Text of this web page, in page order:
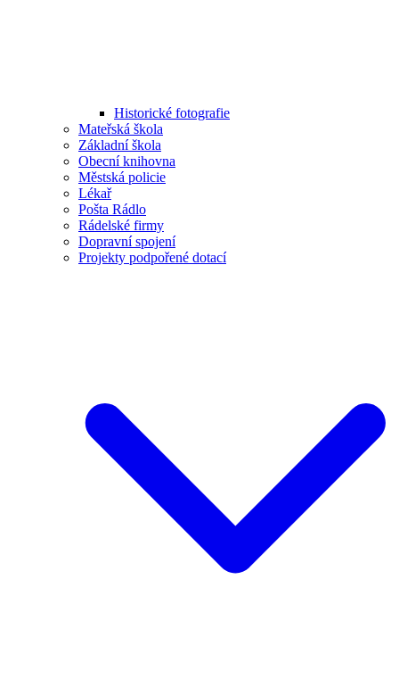
Historické fotografie
Mateřská škola
Základní škola
Obecní knihovna
Městská policie
Lékař
Pošta Rádlo
Rádelské firmy
Dopravní spojení
Projekty podpořené dotací